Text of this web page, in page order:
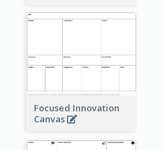
Focused Innovation
Canvas